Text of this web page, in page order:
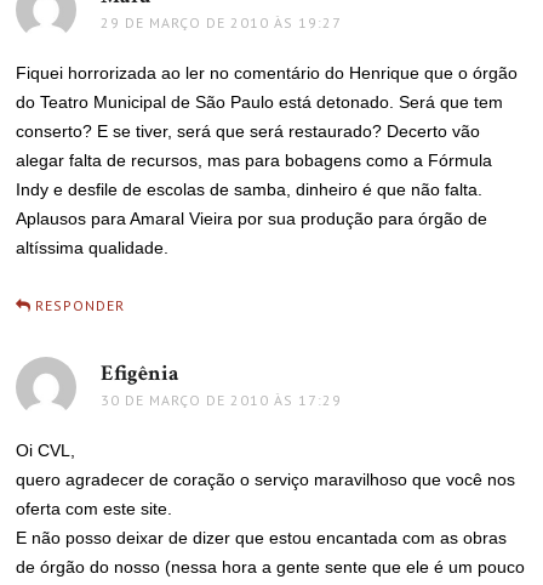
29 DE MARÇO DE 2010 ÀS 19:27
Fiquei horrorizada ao ler no comentário do Henrique que o órgão
do Teatro Municipal de São Paulo está detonado. Será que tem
conserto? E se tiver, será que será restaurado? Decerto vão
alegar falta de recursos, mas para bobagens como a Fórmula
Indy e desfile de escolas de samba, dinheiro é que não falta.
Aplausos para Amaral Vieira por sua produção para órgão de
altíssima qualidade.
RESPONDER
Efigênia
30 DE MARÇO DE 2010 ÀS 17:29
Oi CVL,
quero agradecer de coração o serviço maravilhoso que você nos
oferta com este site.
E não posso deixar de dizer que estou encantada com as obras
de órgão do nosso (nessa hora a gente sente que ele é um pouco